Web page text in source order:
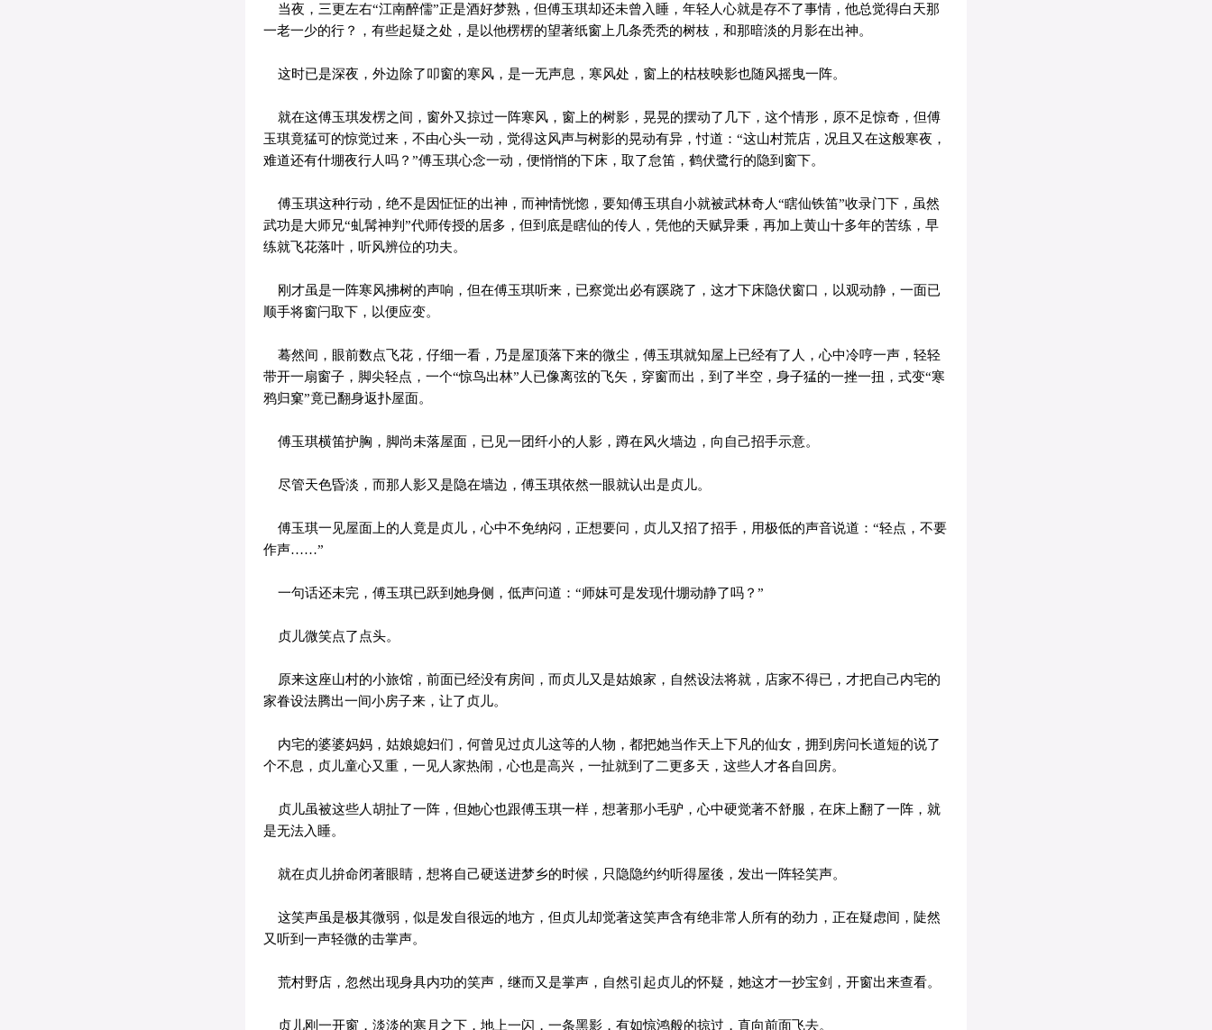
当夜，三更左右“江南醉儒”正是酒好梦熟，但傅玉琪却还未曾入睡，年轻人心就是存不了事情，他总觉得白天那
一老一少的行？，有些起疑之处，是以他楞楞的望著纸窗上几条秃秃的树枝，和那暗淡的月影在出神。
这时已是深夜，外边除了叩窗的寒风，是一无声息，寒风处，窗上的枯枝映影也随风摇曳一阵。
就在这傅玉琪发楞之间，窗外又掠过一阵寒风，窗上的树影，晃晃的摆动了几下，这个情形，原不足惊奇，但傅
玉琪竟猛可的惊觉过来，不由心头一动，觉得这风声与树影的晃动有异，忖道：“这山村荒店，况且又在这般寒夜，
难道还有什堋夜行人吗？”傅玉琪心念一动，便悄悄的下床，取了怠笛，鹤伏鹭行的隐到窗下。
傅玉琪这种行动，绝不是因怔怔的出神，而神情恍惚，要知傅玉琪自小就被武林奇人“瞎仙铁笛”收录门下，虽然
武功是大师兄“虬髯神判”代师传授的居多，但到底是瞎仙的传人，凭他的天赋异秉，再加上黄山十多年的苦练，早
练就飞花落叶，听风辨位的功夫。
刚才虽是一阵寒风拂树的声响，但在傅玉琪听来，已察觉出必有蹊跷了，这才下床隐伏窗口，以观动静，一面已
顺手将窗闩取下，以便应变。
蓦然间，眼前数点飞花，仔细一看，乃是屋顶落下来的微尘，傅玉琪就知屋上已经有了人，心中冷哼一声，轻轻
带开一扇窗子，脚尖轻点，一个“惊鸟出林”人已像离弦的飞矢，穿窗而出，到了半空，身子猛的一挫一扭，式变“寒
鸦归窠”竟已翻身返扑屋面。
傅玉琪横笛护胸，脚尚未落屋面，已见一团纤小的人影，蹲在风火墙边，向自己招手示意。
尽管天色昏淡，而那人影又是隐在墙边，傅玉琪依然一眼就认出是贞儿。
傅玉琪一见屋面上的人竟是贞儿，心中不免纳闷，正想要问，贞儿又招了招手，用极低的声音说道：“轻点，不要
作声……”
一句话还未完，傅玉琪已跃到她身侧，低声问道：“师妹可是发现什堋动静了吗？”
贞儿微笑点了点头。
原来这座山村的小旅馆，前面已经没有房间，而贞儿又是姑娘家，自然设法将就，店家不得已，才把自己内宅的
家眷设法腾出一间小房子来，让了贞儿。
内宅的婆婆妈妈，姑娘媳妇们，何曾见过贞儿这等的人物，都把她当作天上下凡的仙女，拥到房问长道短的说了
个不息，贞儿童心又重，一见人家热闹，心也是高兴，一扯就到了二更多天，这些人才各自回房。
贞儿虽被这些人胡扯了一阵，但她心也跟傅玉琪一样，想著那小毛驴，心中硬觉著不舒服，在床上翻了一阵，就
是无法入睡。
就在贞儿拚命闭著眼睛，想将自己硬送进梦乡的时候，只隐隐约约听得屋後，发出一阵轻笑声。
这笑声虽是极其微弱，似是发自很远的地方，但贞儿却觉著这笑声含有绝非常人所有的劲力，正在疑虑间，陡然
又听到一声轻微的击掌声。
荒村野店，忽然出现身具内功的笑声，继而又是掌声，自然引起贞儿的怀疑，她这才一抄宝剑，开窗出来查看。
贞儿刚一开窗，淡淡的寒月之下，地上一闪，一条黑影，有如惊鸿般的掠过，直向前面飞去。